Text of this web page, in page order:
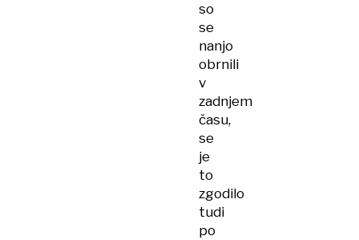
so
se
nanjo
obrnili
v
zadnjem
času,
se
je
to
zgodilo
tudi
po